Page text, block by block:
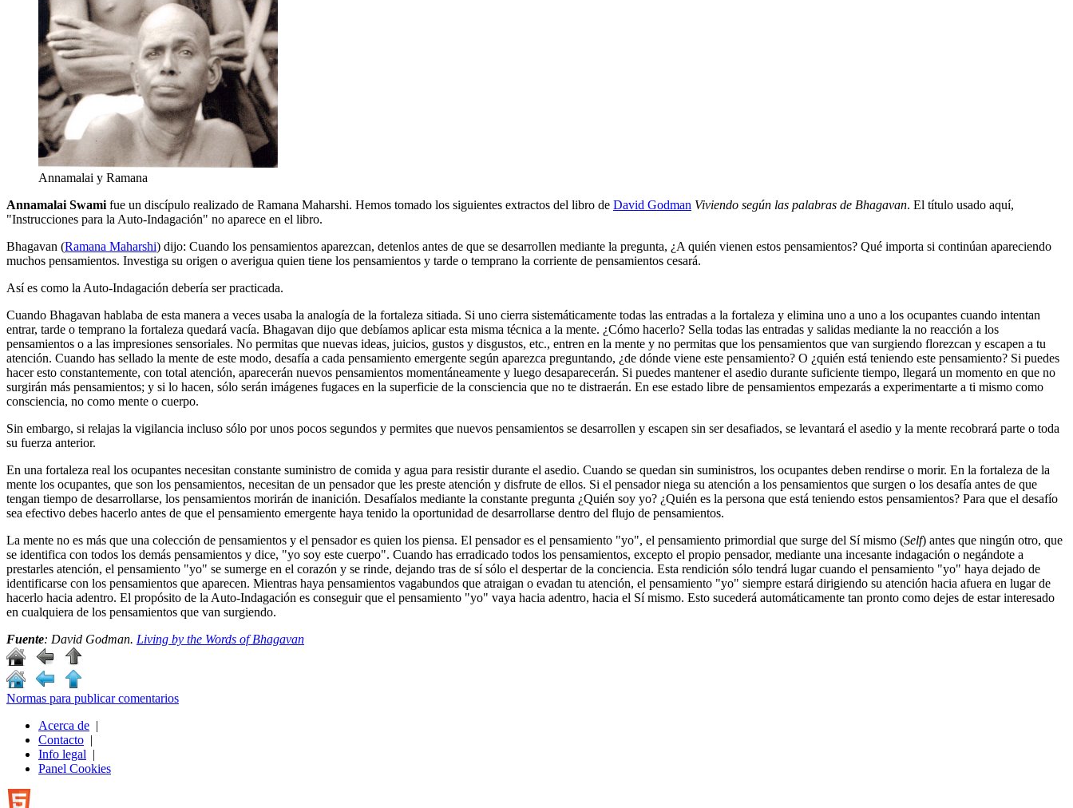
Annamalai y Ramana
Annamalai Swami fue un discípulo realizado de Ramana Maharshi. Hemos tomado los siguientes extractos del libro de David Godman Viviendo según las palabras de Bhagavan. El título usado aquí,
"Instrucciones para la Auto-Indagación" no aparece en el libro.
Bhagavan (Ramana Maharshi) dijo: Cuando los pensamientos aparezcan, detenlos antes de que se desarrollen mediante la pregunta, ¿A quién vienen estos pensamientos? Qué importa si continúan apareciendo
muchos pensamientos. Investiga su origen o averigua quien tiene los pensamientos y tarde o temprano la corriente de pensamientos cesará.
Así es como la Auto-Indagación debería ser practicada.
Cuando Bhagavan hablaba de esta manera a veces usaba la analogía de la fortaleza sitiada. Si uno cierra sistemáticamente todas las entradas a la fortaleza y elimina uno a uno a los ocupantes cuando intentan
entrar, tarde o temprano la fortaleza quedará vacía. Bhagavan dijo que debíamos aplicar esta misma técnica a la mente. ¿Cómo hacerlo? Sella todas las entradas y salidas mediante la no reacción a los
pensamientos o a las impresiones sensoriales. No permitas que nuevas ideas, juicios, gustos y disgustos, etc., entren en la mente y no permitas que los pensamientos que van surgiendo florezcan y escapen a tu
atención. Cuando has sellado la mente de este modo, desafía a cada pensamiento emergente según aparezca preguntando, ¿de dónde viene este pensamiento? O ¿quién está teniendo este pensamiento? Si puedes
hacer esto constantemente, con total atención, aparecerán nuevos pensamientos momentáneamente y luego desaparecerán. Si puedes mantener el asedio durante suficiente tiempo, llegará un momento en que no
surgirán más pensamientos; y si lo hacen, sólo serán imágenes fugaces en la superficie de la consciencia que no te distraerán. En ese estado libre de pensamientos empezarás a experimentarte a ti mismo como
consciencia, no como mente o cuerpo.
Sin embargo, si relajas la vigilancia incluso sólo por unos pocos segundos y permites que nuevos pensamientos se desarrollen y escapen sin ser desafiados, se levantará el asedio y la mente recobrará parte o toda
su fuerza anterior.
En una fortaleza real los ocupantes necesitan constante suministro de comida y agua para resistir durante el asedio. Cuando se quedan sin suministros, los ocupantes deben rendirse o morir. En la fortaleza de la
mente los ocupantes, que son los pensamientos, necesitan de un pensador que les preste atención y disfrute de ellos. Si el pensador niega su atención a los pensamientos que surgen o los desafía antes de que
tengan tiempo de desarrollarse, los pensamientos morirán de inanición. Desafíalos mediante la constante pregunta ¿Quién soy yo? ¿Quién es la persona que está teniendo estos pensamientos? Para que el desafío
sea efectivo debes hacerlo antes de que el pensamiento emergente haya tenido la oportunidad de desarrollarse dentro del flujo de pensamientos.
La mente no es más que una colección de pensamientos y el pensador es quien los piensa. El pensador es el pensamiento "yo", el pensamiento primordial que surge del Sí mismo (Self) antes que ningún otro, que
se identifica con todos los demás pensamientos y dice, "yo soy este cuerpo". Cuando has erradicado todos los pensamientos, excepto el propio pensador, mediante una incesante indagación o negándote a
prestarles atención, el pensamiento "yo" se sumerge en el corazón y se rinde, dejando tras de sí sólo el despertar de la conciencia. Esta rendición sólo tendrá lugar cuando el pensamiento "yo" haya dejado de
identificarse con los pensamientos que aparecen. Mientras haya pensamientos vagabundos que atraigan o evadan tu atención, el pensamiento "yo" siempre estará dirigiendo su atención hacia afuera en lugar de
hacerlo hacia adentro. El propósito de la Auto-Indagación es conseguir que el pensamiento "yo" vaya hacia adentro, hacia el Sí mismo. Esto sucederá automáticamente tan pronto como dejes de estar interesado
en cualquiera de los pensamientos que van surgiendo.
Fuente: David Godman. Living by the Words of Bhagavan
Normas para publicar comentarios
Acerca de |
Contacto |
Info legal |
Panel Cookies